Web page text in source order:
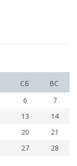
СБ
ВС
6
7
13
14
20
21
27
28